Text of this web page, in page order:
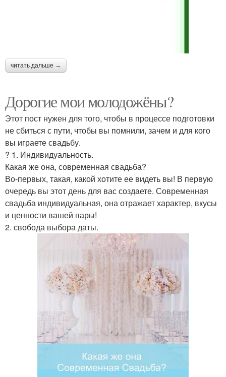
читать дальше →
Дорогие мои молодожёны?
Этот пост нужен для того, чтобы в процессе подготовки
не сбиться с пути, чтобы вы помнили, зачем и для кого
вы играете свадьбу.
? 1. Индивидуальность.
Какая же она, современная свадьба?
Во-первых, такая, какой хотите ее видеть вы! В первую
очередь вы этот день для вас создаете. Современная
свадьба индивидуальная, она отражает характер, вкусы
и ценности вашей пары!
2. свобода выбора даты.